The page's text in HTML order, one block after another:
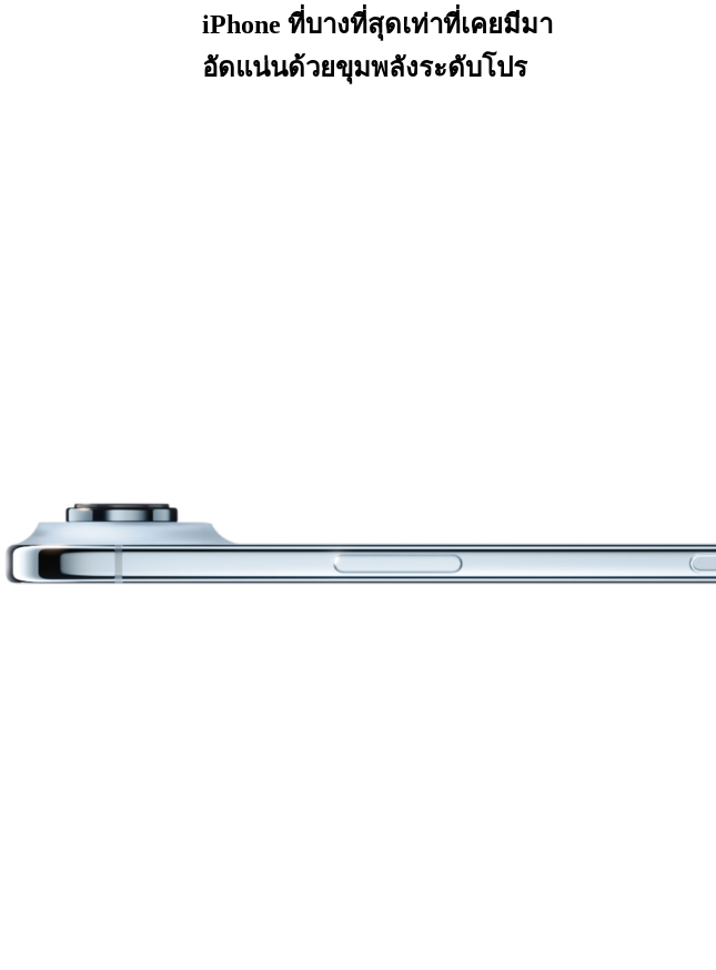
iPhone
iPhone ที่บางที่สุดเท่าที่เคยมีมา
อัดแน่นด้วยขุมพลังระดับโปร